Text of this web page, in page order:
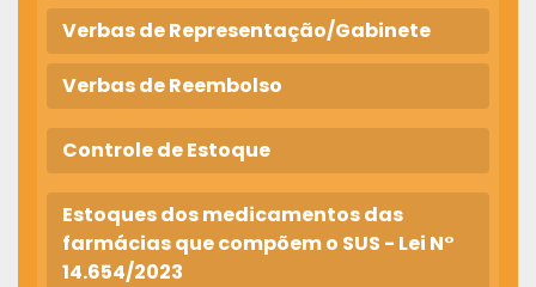
Verbas de Representação/Gabinete
Verbas de Reembolso
Controle de Estoque
Estoques dos medicamentos das
farmácias que compõem o SUS - Lei N°
14.654/2023